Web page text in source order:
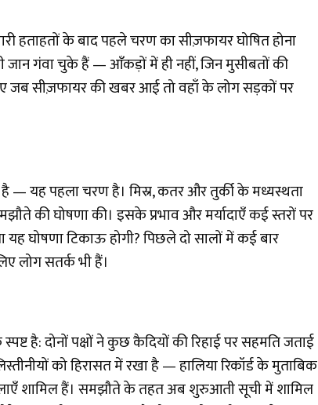
हताहतों के बाद पहले चरण का सीज़फायर घोषित होना
जान गंवा चुके हैं — आँकड़ों में ही नहीं, जिन मुसीबतों की
जब सीज़फायर की खबर आई तो वहाँ के लोग सड़कों पर
— यह पहला चरण है। मिस्र, कतर और तुर्की के मध्यस्थता
की घोषणा की। इसके प्रभाव और मर्यादाएँ कई स्तरों पर
घोषणा टिकाऊ होगी? पिछले दो सालों में कई बार
लोग सतर्क भी हैं।
दोनों पक्षों ने कुछ कैदियों की रिहाई पर सहमति जताई
को हिरासत में रखा है — हालिया रिकॉर्ड के मुताबिक
शामिल हैं। समझौते के तहत अब शुरुआती सूची में शामिल